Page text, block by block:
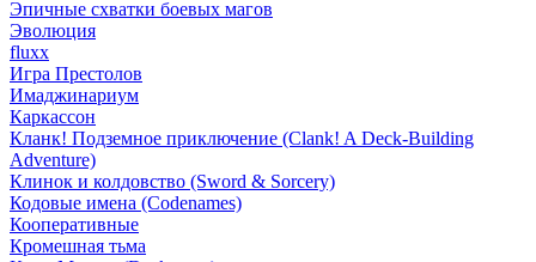
Эпичные схватки боевых магов
Эволюция
fluxx
Игра Престолов
Имаджинариум
Каркассон
Кланк! Подземное приключение (Clank! A Deck-Building
Adventure)
Клинок и колдовство (Sword & Sorcery)
Кодовые имена (Codenames)
Кооперативные
Кромешная тьма